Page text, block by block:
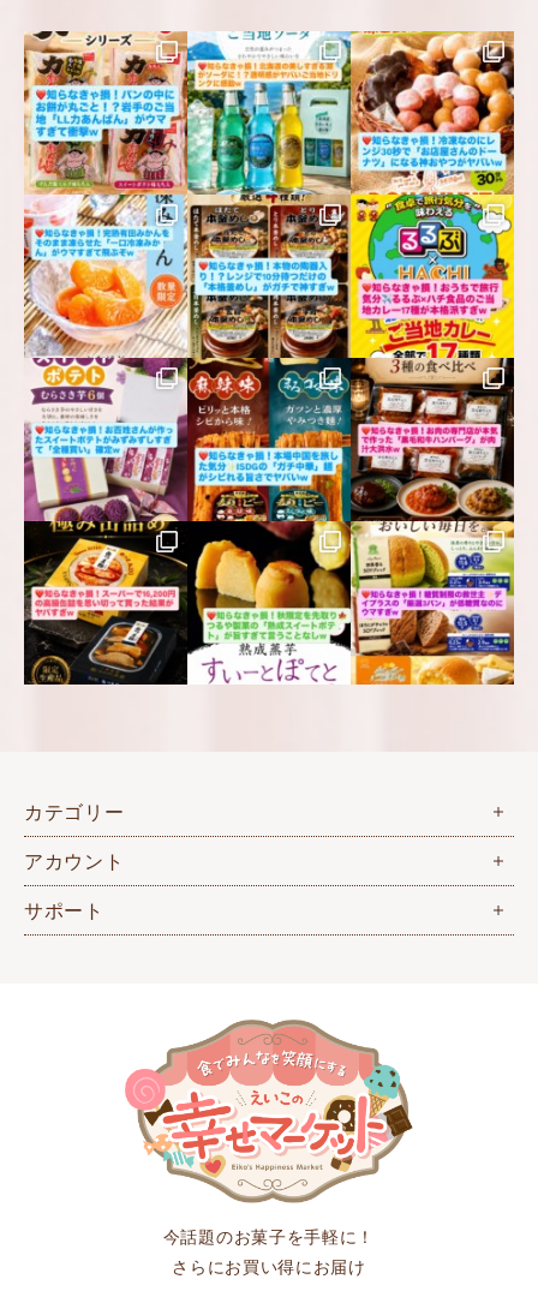
カテゴリー
アカウント
サポート
今話題のお菓子を手軽に！
さらにお買い得にお届け